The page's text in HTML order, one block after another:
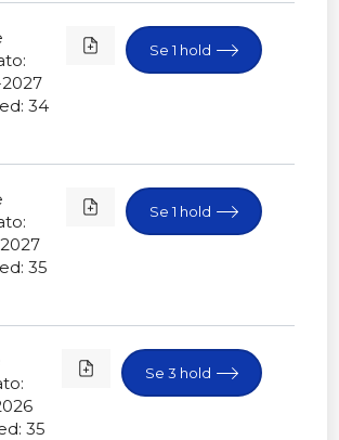
Se 1 hold
34
Se 1 hold
35
Se 3 hold
35